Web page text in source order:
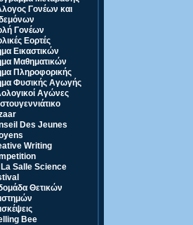
Γονέων και
Γονέων
Εορτές
Εικαστικών
Μαθηματικών
Πληροφορικής
Φυσικής Αγωγής
Αγώνες
Des Jeunes
Writing
La Salle Science
Θετικών
Bee